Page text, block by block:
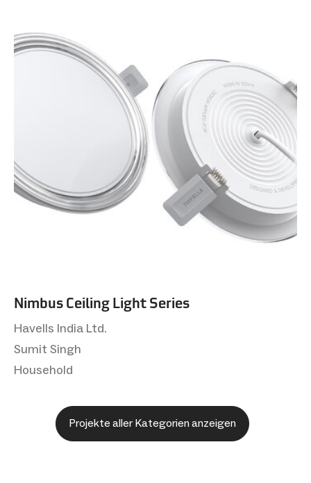
Nimbus Ceiling Light Series
Havells India Ltd.
Sumit Singh
Household
Projekte aller Kategorien anzeigen